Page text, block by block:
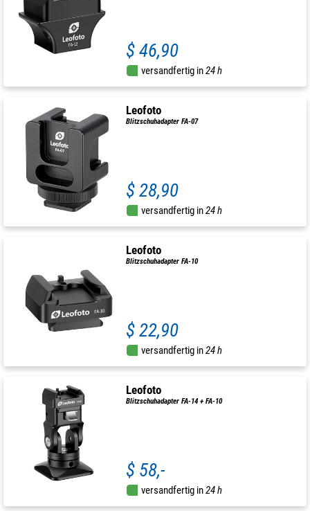
$ 46,90
versandfertig in24 h
Leofoto
Blitzschuhadapter FA-07
$ 28,90
versandfertig in24 h
Leofoto
Blitzschuhadapter FA-10
$ 22,90
versandfertig in24 h
Leofoto
Blitzschuhadapter FA-14 + FA-10
$ 58,-
versandfertig in24 h